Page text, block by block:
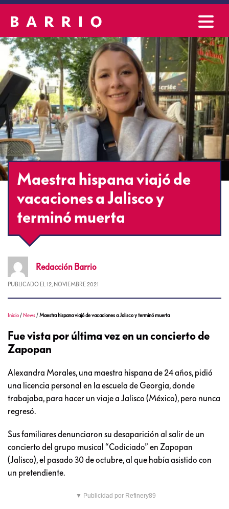
Maestra hispana viajó de
vacaciones a Jalisco y
terminó muerta
Redacción Barrio
PUBLICADO EL 12, NOVIEMBRE 2021
Inicio / News /Maestra hispana viajó de vacaciones a Jalisco y terminó muerta
Fue vista por última vez en un concierto de
Zapopan
Alexandra Morales, una maestra hispana de 24 años, pidió
una licencia personal en la escuela de Georgia, donde
trabajaba, para hacer un viaje a Jalisco (México), pero nunca
regresó.
Sus familiares denunciaron su desaparición al salir de un
concierto del grupo musical “Codiciado” en Zapopan
(Jalisco), el pasado 30 de octubre, al que había asistido con
un pretendiente.
▼ Publicidad por Refinery89